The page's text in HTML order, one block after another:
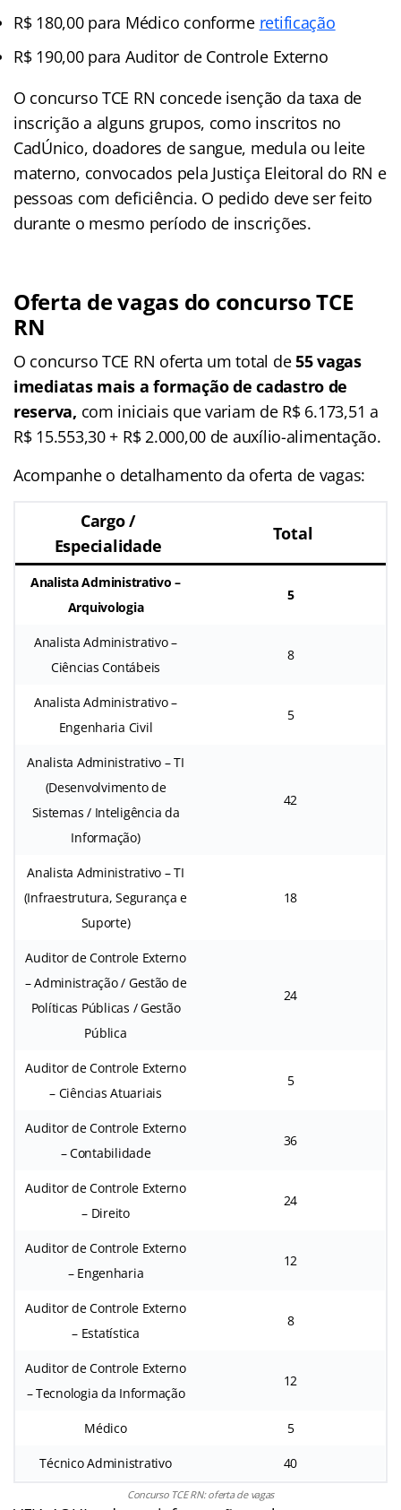
R$ 180,00 para Médico conforme retificação
R$ 190,00 para Auditor de Controle Externo
O concurso TCE RN concede isenção da taxa de
inscrição a alguns grupos, como inscritos no
CadÚnico, doadores de sangue, medula ou leite
materno, convocados pela Justiça Eleitoral do RN e
pessoas com deficiência. O pedido deve ser feito
durante o mesmo período de inscrições.
Oferta de vagas do concurso TCE
RN
O concurso TCE RN oferta um total de55 vagas
imediatas mais a formação de cadastro de
reserva, com iniciais que variam de R$ 6.173,51 a
R$ 15.553,30 + R$ 2.000,00 de auxílio-alimentação.
Acompanhe o detalhamento da oferta de vagas:
Cargo /
Especialidade
Total
Analista Administrativo –
Arquivologia
5
Analista Administrativo –
Ciências Contábeis
8
Analista Administrativo –
Engenharia Civil
5
Analista Administrativo – TI
(Desenvolvimento de
Sistemas / Inteligência da
Informação)
42
Analista Administrativo – TI
(Infraestrutura, Segurança e
Suporte)
18
Auditor de Controle Externo
– Administração / Gestão de
Políticas Públicas / Gestão
Pública
24
Auditor de Controle Externo
– Ciências Atuariais
5
Auditor de Controle Externo
– Contabilidade
36
Auditor de Controle Externo
– Direito
24
Auditor de Controle Externo
– Engenharia
12
Auditor de Controle Externo
– Estatística
8
Auditor de Controle Externo
– Tecnologia da Informação
12
Médico 5
Técnico Administrativo 40
Concurso TCE RN: oferta de vagas